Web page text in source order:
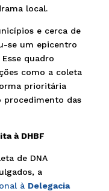
local.
e cerca de
se um epicentro
quadro
como a coleta
prioritária
procedimento das
à DHBF
de DNA
a
à Delegacia